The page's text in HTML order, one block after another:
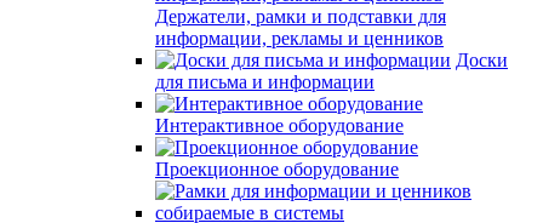
Держатели, рамки и подставки для
информации, рекламы и ценников
Доски
для письма и информации
Интерактивное оборудование
Проекционное оборудование